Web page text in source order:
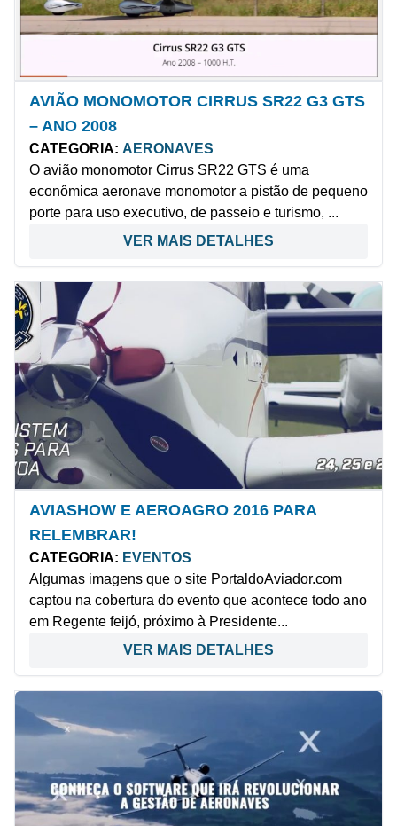
AVIÃO MONOMOTOR CIRRUS SR22 G3 GTS
– ANO 2008
CATEGORIA: AERONAVES
O avião monomotor Cirrus SR22 GTS é uma
econômica aeronave monomotor a pistão de pequeno
porte para uso executivo, de passeio e turismo, ...
VER MAIS DETALHES
AVIASHOW E AEROAGRO 2016 PARA
RELEMBRAR!
CATEGORIA: EVENTOS
Algumas imagens que o site PortaldoAviador.com
captou na cobertura do evento que acontece todo ano
em Regente feijó, próximo à Presidente...
VER MAIS DETALHES